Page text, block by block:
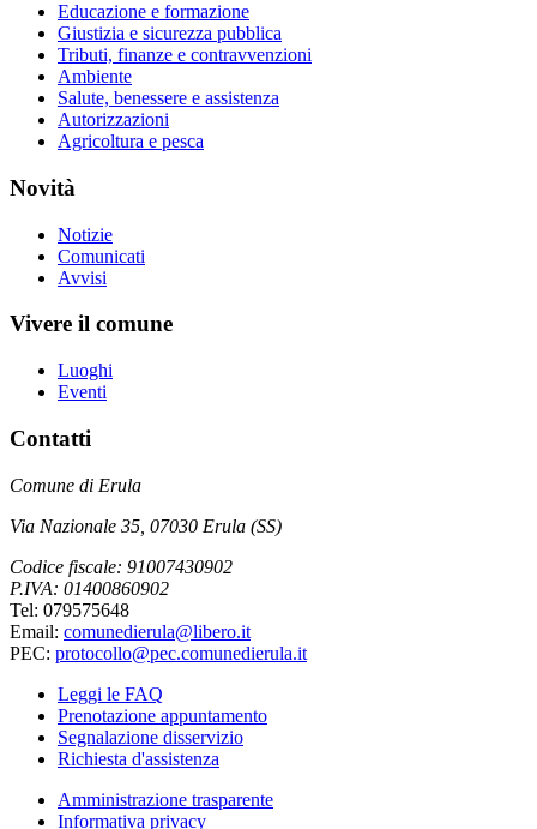
Educazione e formazione
Giustizia e sicurezza pubblica
Tributi, finanze e contravvenzioni
Ambiente
Salute, benessere e assistenza
Autorizzazioni
Agricoltura e pesca
Novità
Notizie
Comunicati
Avvisi
Vivere il comune
Luoghi
Eventi
Contatti
Comune di Erula
Via Nazionale 35, 07030 Erula (SS)
Codice fiscale: 91007430902
P.IVA: 01400860902
Tel: 079575648
Email: comunedierula@libero.it
PEC: protocollo@pec.comunedierula.it
Leggi le FAQ
Prenotazione appuntamento
Segnalazione disservizio
Richiesta d'assistenza
Amministrazione trasparente
Informativa privacy